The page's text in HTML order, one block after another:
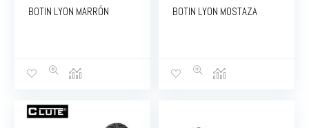
BOTIN LYON MARRÓN BOTIN LYON MOSTAZA